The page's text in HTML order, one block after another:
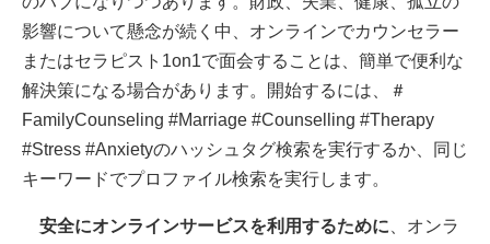
影響について懸念が続く中、オンラインでカウンセラー
またはセラピスト1on1で面会することは、簡単で便利な
解決策になる場合があります。開始するには、＃
FamilyCounseling #Marriage #Counselling #Therapy
#Stress #Anxietyのハッシュタグ検索を実行するか、同じ
キーワードでプロファイル検索を実行します。
安全にオンラインサービスを利用するために 、オンラ